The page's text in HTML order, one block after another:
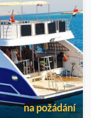
na požádání